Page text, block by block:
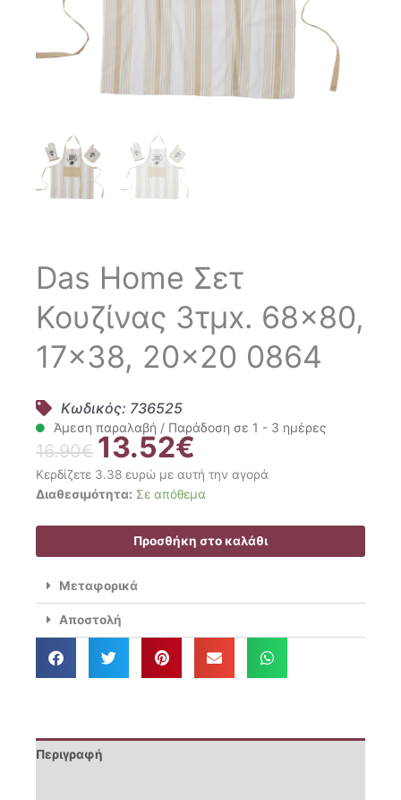
Das Home Σετ
Κουζίνας 3τμx. 68×80,
17×38, 20×20 0864
Κωδικός: 736525
Άμεση παραλαβή / Παράδοση σε 1 - 3 ημέρες
16.90€ Original
price
was:
16.90€.
13.52€
τρέχουσα
τιμή
είναι:
13.52€.
Κερδίζετε 3.38 ευρώ με αυτή την αγορά
Διαθεσιμότητα: Σε απόθεμα
Das
Κουζίνας
68x80,
17x38,
0864
Προσθήκη στο καλάθι
Μεταφορικά
Αποστολή
Περιγραφή